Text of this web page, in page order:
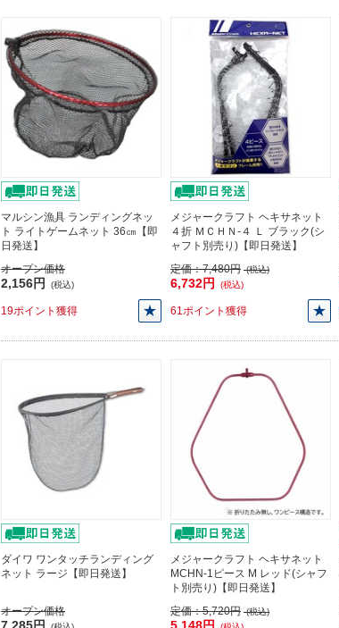
マルシン漁具 ランディングネッ
ト ライトゲームネット 36㎝【即
日発送】
オープン価格
2,156円 (税込)
19ポイント獲得
メジャークラフト ヘキサネット
４折 ＭＣＨＮ-４ Ｌ ブラック(シ
ャフト別売り)【即日発送】
定価：7,480円 (税込)
6,732円 (税込)
61ポイント獲得
ダイワ ワンタッチランディング
ネット ラージ【即日発送】
オープン価格
メジャークラフト ヘキサネット
MCHN-1ピース M レッド(シャフ
ト別売り)【即日発送】
定価：5,720円 (税込)